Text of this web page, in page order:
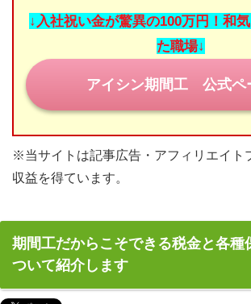
期間工コラム
期間工の休日
みなさまの期間工体験談
お問い合わせ
↓入社祝い金が驚異の100万円！和
た職場↓
アイシン期間工 公式ペ
※当サイトは記事広告・アフィリエイト
収益を得ています。
期間工だからこそできる税金と各種
ついて紹介します